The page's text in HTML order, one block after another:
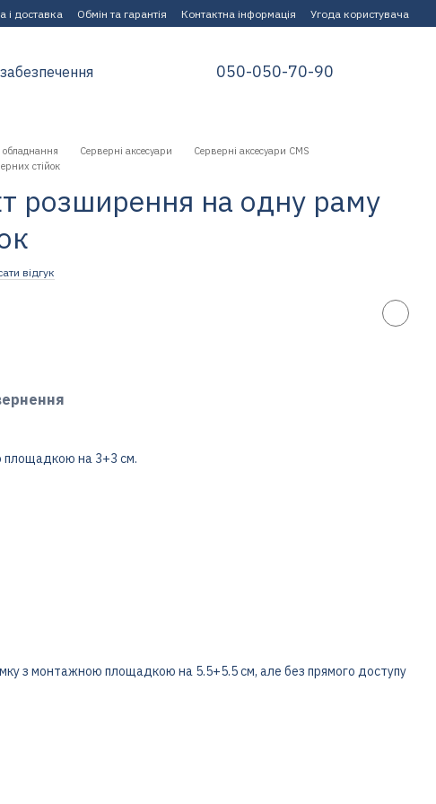
і доставка Обмін та гарантія Контактна інформація Угода користувача
050-050-70-90
Серверні аксесуари
Серверні аксесуари CMS
стійок
розширення на одну раму
відгук
площадкою на 3+3 см.
з монтажною площадкою на 5.5+5.5 см, але без прямого доступу